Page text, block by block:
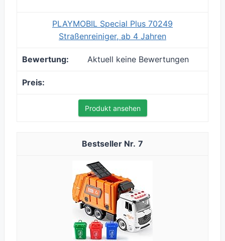
PLAYMOBIL Special Plus 70249
Straßenreiniger, ab 4 Jahren
Aktuell keine Bewertungen
Produkt ansehen
7